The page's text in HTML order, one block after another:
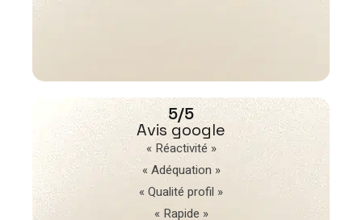
5/5
Avis google
« Réactivité »
« Adéquation »
« Qualité profil »
« Rapide »